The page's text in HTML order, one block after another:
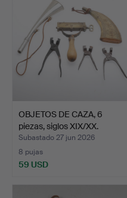
OBJETOS DE CAZA, 6
piezas, siglos XIX/XX.
Subastado 27 jun 2026
8 pujas
59 USD